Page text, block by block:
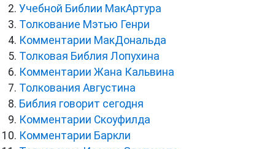
Учебной Библии МакАртура
Толкование Мэтью Генри
Комментарии МакДональда
Толковая Библия Лопухина
Комментарии Жана Кальвина
Толкования Августина
Библия говорит сегодня
Комментарии Скоуфилда
Комментарии Баркли